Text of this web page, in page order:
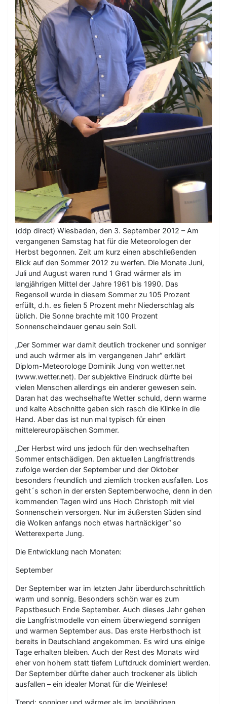
(ddp direct) Wiesbaden, den 3. September 2012 – Am
vergangenen Samstag hat für die Meteorologen der
Herbst begonnen. Zeit um kurz einen abschließenden
Blick auf den Sommer 2012 zu werfen. Die Monate Juni,
Juli und August waren rund 1 Grad wärmer als im
langjährigen Mittel der Jahre 1961 bis 1990. Das
Regensoll wurde in diesem Sommer zu 105 Prozent
erfüllt, d.h. es fielen 5 Prozent mehr Niederschlag als
üblich. Die Sonne brachte mit 100 Prozent
Sonnenscheindauer genau sein Soll.
„Der Sommer war damit deutlich trockener und sonniger
und auch wärmer als im vergangenen Jahr“ erklärt
Diplom-Meteorologe Dominik Jung von wetter.net
(www.wetter.net). Der subjektive Eindruck dürfte bei
vielen Menschen allerdings ein anderer gewesen sein.
Daran hat das wechselhafte Wetter schuld, denn warme
und kalte Abschnitte gaben sich rasch die Klinke in die
Hand. Aber das ist nun mal typisch für einen
mittelereuropäischen Sommer.
„Der Herbst wird uns jedoch für den wechselhaften
Sommer entschädigen. Den aktuellen Langfristtrends
zufolge werden der September und der Oktober
besonders freundlich und ziemlich trocken ausfallen. Los
geht´s schon in der ersten Septemberwoche, denn in den
kommenden Tagen wird uns Hoch Christoph mit viel
Sonnenschein versorgen. Nur im äußersten Süden sind
die Wolken anfangs noch etwas hartnäckiger“ so
Wetterexperte Jung.
Die Entwicklung nach Monaten:
September
Der September war im letzten Jahr überdurchschnittlich
warm und sonnig. Besonders schön war es zum
Papstbesuch Ende September. Auch dieses Jahr gehen
die Langfristmodelle von einem überwiegend sonnigen
und warmen September aus. Das erste Herbsthoch ist
bereits in Deutschland angekommen. Es wird uns einige
Tage erhalten bleiben. Auch der Rest des Monats wird
eher von hohem statt tiefem Luftdruck dominiert werden.
Der September dürfte daher auch trockener als üblich
ausfallen – ein idealer Monat für die Weinlese!
Trend: sonniger und wärmer als im langjährigen